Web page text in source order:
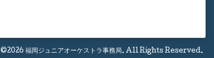
©2026 福岡ジュニアオーケストラ事務局. All Rights Reserved.